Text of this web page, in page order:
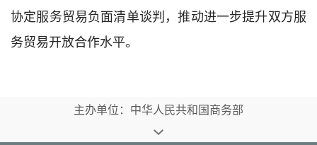
协定服务贸易负面清单谈判，推动进一步提升双方服
务贸易开放合作水平。‌
主办单位：中华人民共和国商务部